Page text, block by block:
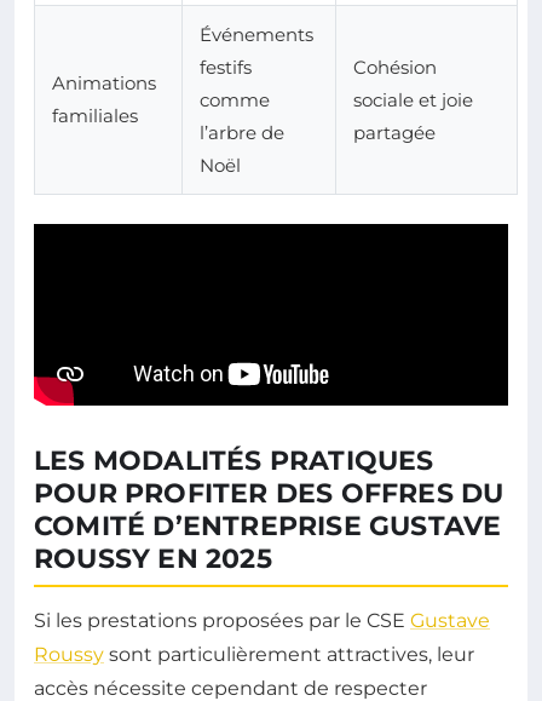
Animations
familiales
Événements
festifs
comme
l’arbre de
Noël
Cohésion
sociale et joie
partagée
LES MODALITÉS PRATIQUES
POUR PROFITER DES OFFRES DU
COMITÉ D’ENTREPRISE GUSTAVE
ROUSSY EN 2025
Si les prestations proposées par le CSE Gustave
Roussy sont particulièrement attractives, leur
accès nécessite cependant de respecter